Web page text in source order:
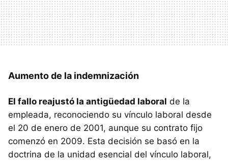
Aumento de la indemnización
El fallo reajustó la antigüedad laboral de la
empleada, reconociendo su vínculo laboral desde
el 20 de enero de 2001, aunque su contrato fijo
comenzó en 2009. Esta decisión se basó en la
doctrina de la unidad esencial del vínculo laboral,